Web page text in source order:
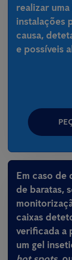
realizar
instalações
causa,
e possíveis
Em caso de
de baratas,
caixas
verificada a
um gel